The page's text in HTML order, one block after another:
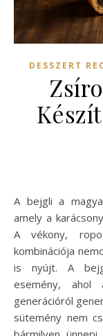
DESSZERT
A bejgli a magyar konyha egyik klasszikus süteménye,
amely a
A vékony,
kombinációja
is nyújt. A
esemény, ahol
generációról
sütemény nem